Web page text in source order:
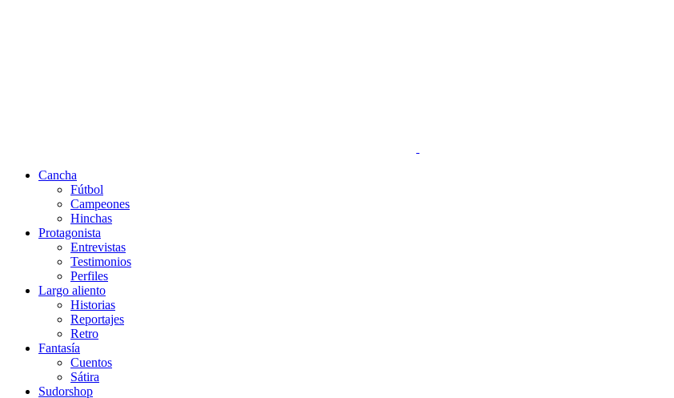
Cancha
Fútbol
Campeones
Hinchas
Protagonista
Entrevistas
Testimonios
Perfiles
Largo aliento
Historias
Reportajes
Retro
Fantasía
Cuentos
Sátira
Sudorshop